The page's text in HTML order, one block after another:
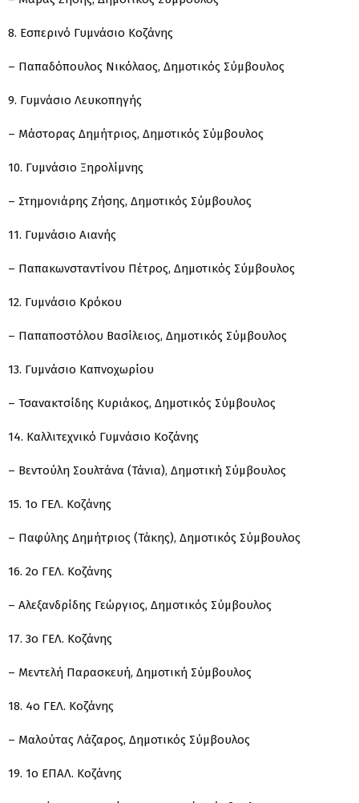
8. Εσπερινό Γυμνάσιο Κοζάνης
– Παπαδόπουλος Νικόλαος, Δημοτικός Σύμβουλος
9. Γυμνάσιο Λευκοπηγής
– Μάστορας Δημήτριος, Δημοτικός Σύμβουλος
10. Γυμνάσιο Ξηρολίμνης
– Στημονιάρης Ζήσης, Δημοτικός Σύμβουλος
11. Γυμνάσιο Αιανής
– Παπακωνσταντίνου Πέτρος, Δημοτικός Σύμβουλος
12. Γυμνάσιο Κρόκου
– Παπαποστόλου Βασίλειος, Δημοτικός Σύμβουλος
13. Γυμνάσιο Καπνοχωρίου
– Τσανακτσίδης Κυριάκος, Δημοτικός Σύμβουλος
14. Καλλιτεχνικό Γυμνάσιο Κοζάνης
– Βεντούλη Σουλτάνα (Τάνια), Δημοτική Σύμβουλος
15. 1ο ΓΕΛ. Κοζάνης
– Παφύλης Δημήτριος (Τάκης), Δημοτικός Σύμβουλος
16. 2ο ΓΕΛ. Κοζάνης
– Αλεξανδρίδης Γεώργιος, Δημοτικός Σύμβουλος
17. 3ο ΓΕΛ. Κοζάνης
– Μεντελή Παρασκευή, Δημοτική Σύμβουλος
18. 4ο ΓΕΛ. Κοζάνης
– Μαλούτας Λάζαρος, Δημοτικός Σύμβουλος
19. 1ο ΕΠΑΛ. Κοζάνης